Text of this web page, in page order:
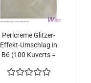
Perlcreme Glitzer-
Effekt-Umschlag in
B6 (100 Kuverts =